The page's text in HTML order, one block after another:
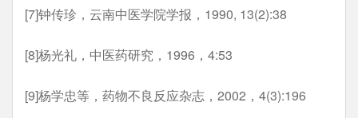
[7]钟传珍，云南中医学院学报，1990, 13(2):38
[8]杨光礼，中医药研究，1996，4:53
[9]杨学忠等，药物不良反应杂志，2002，4(3):196